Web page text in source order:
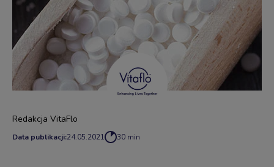
Data publikacji:24.05.2021 30 min
Redakcja VitaFlo